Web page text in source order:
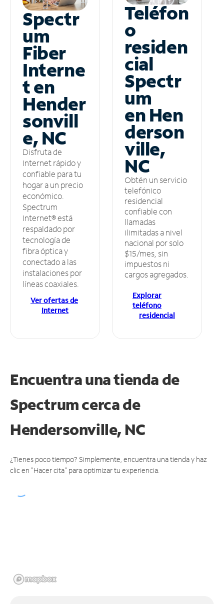
Spectr
um
Fiber
Interne
t en
Hender
sonvill
e, NC
Disfruta de
Internet rápido y
confiable para tu
hogar a un precio
económico.
Spectrum
Internet® está
respaldado por
tecnología de
fibra óptica y
conectado a las
instalaciones por
líneas coaxiales.
Ver ofertas de
Internet
Teléfon
o
residen
cial
Spectr
um
en Hen
derson
ville,
NC
Obtén un servicio
telefónico
residencial
confiable con
llamadas
ilimitadas a nivel
nacional por solo
$15/mes, sin
impuestos ni
cargos agregados.
Explorar
teléfono
residencial
Encuentra una tienda de
Spectrumcerca de
Hendersonville, NC
¿Tienes poco tiempo? Simplemente, encuentra una tienda y haz
clic en "Hacer cita" para optimizar tu experiencia.